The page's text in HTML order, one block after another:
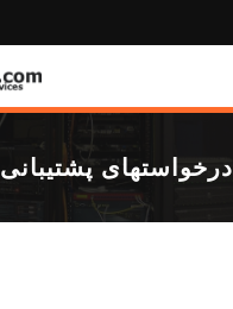
درخواستهای پشتیبانی